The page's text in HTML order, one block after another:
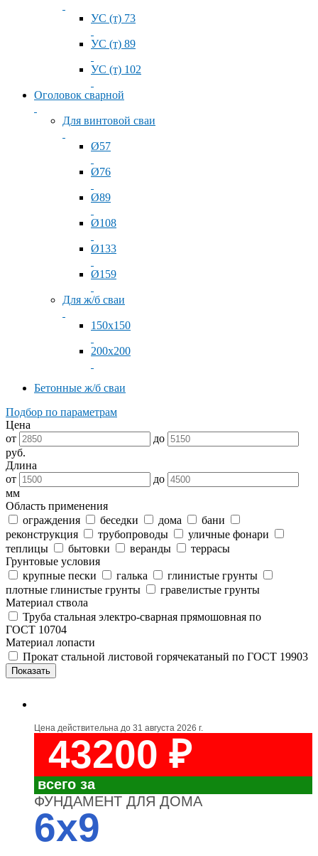
УС (т) 73
УС (т) 89
УС (т) 102
Оголовок сварной
Для винтовой сваи
Ø57
Ø76
Ø89
Ø108
Ø133
Ø159
Для ж/б сваи
150x150
200x200
Бетонные ж/б сваи
Подбор по параметрам
Цена
от
до
руб.
Длина
от
до
мм
Область применения
ограждения
беседки дома
бани
реконструкция
трубопроводы
уличные фонари
теплицы
бытовки веранды
террасы
Грунтовые условия
крупные пески
галька
глинистые грунты
плотные глинистые грунты
гравелистые грунты
Материал ствола
Труба стальная электро-сварная прямошовная по
ГОСТ 10704
Материал лопасти
Прокат стальной листовой горячекатаный по ГОСТ 19903
Цена действительна до 31 августа 2026 г.
43200 ₽
всего за
ФУНДАМЕНТ ДЛЯ ДОМА
6x9